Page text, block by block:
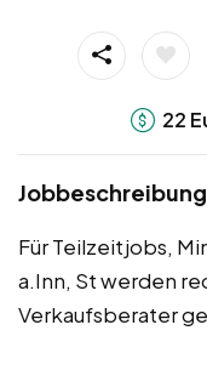
22
Jobbeschreibung
Für Teilzeitjobs,
a.Inn, St werden
Verkaufsberater